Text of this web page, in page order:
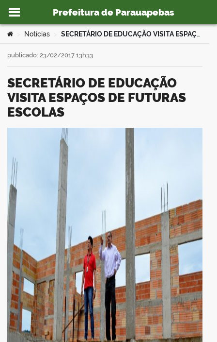
Ir para o conteúdo
Prefeitura de Parauapebas
portal
Você está aqui:
Notícias SECRETÁRIO DE EDUCAÇÃO VISITA ESPAÇOS DE FUTURAS ESCOLAS
SECRETÁRIO DE EDUCAÇÃO
VISITA ESPAÇOS DE FUTURAS
ESCOLAS
publicado: 23/02/2017 13h33